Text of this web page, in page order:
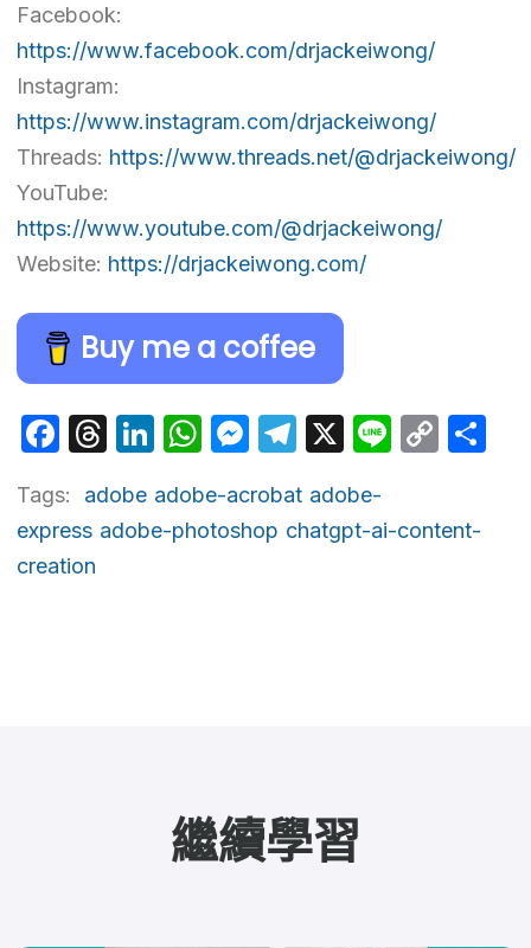
Facebook:
https://www.facebook.com/drjackeiwong/
Instagram:
https://www.instagram.com/drjackeiwong/
Threads: https://www.threads.net/@drjackeiwong/
YouTube:
https://www.youtube.com/@drjackeiwong/
Website: https://drjackeiwong.com/
Buy me a coffee
Facebook
Threads
LinkedIn
WhatsApp
Messenger
Telegram
X LineCopy
Tags: adobe adobe-acrobat adobe-
express adobe-photoshop chatgpt-ai-content-
creation
繼續學習